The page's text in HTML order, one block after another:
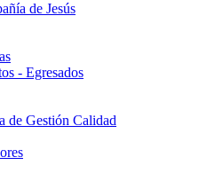
de Jesús
- Egresados
de Gestión Calidad